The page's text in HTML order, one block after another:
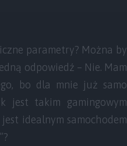
parametry? Można by
odpowiedź – Nie. Mam
bo dla mnie już samo
jest takim gamingowym
idealnym samochodem